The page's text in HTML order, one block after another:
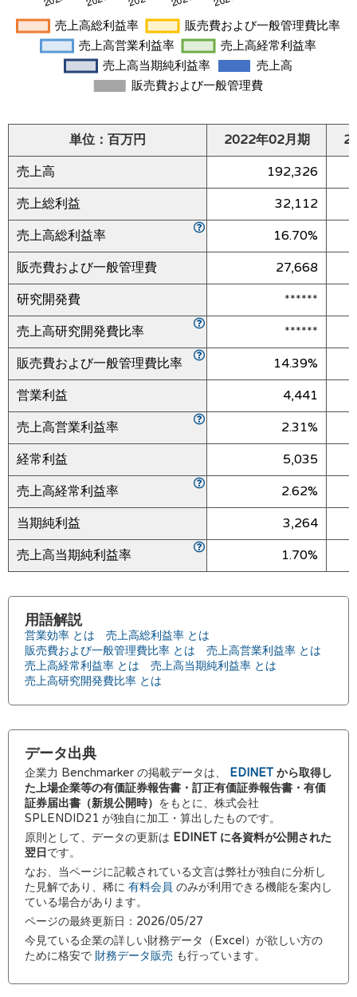
単位：百万円 2022年02月期
売上高
192,326
売上総利益
32,112
売上高総利益率
16.70%
販売費および一般管理費
27,668
研究開発費
******
売上高研究開発費比率
******
販売費および一般管理費比率
14.39%
営業利益
4,441
売上高営業利益率
2.31%
経常利益
5,035
売上高経常利益率
2.62%
当期純利益
3,264
売上高当期純利益率
1.70%
用語解説
営業効率 とは
売上高総利益率 とは
販売費および一般管理費比率 とは
売上高営業利益率 とは
売上高経常利益率 とは
売上高当期純利益率 とは
売上高研究開発費比率 とは
データ出典
企業力 Benchmarker の掲載データは、 EDINETから取得し
た上場企業等の有価証券報告書・訂正有価証券報告書・有価
証券届出書（新規公開時） をもとに、株式会社
SPLENDID21 が独自に加工・算出したものです。
原則として、データの更新は EDINET に各資料が公開された
翌日 です。
なお、当ページに記載されている文言は弊社が独自に分析し
た見解であり、稀に 有料会員 のみが利用できる機能を案内し
ている場合があります。
ページの最終更新日：2026/05/27
今見ている企業の詳しい財務データ（Excel）が欲しい方の
ために格安で 財務データ販売 も行っています。